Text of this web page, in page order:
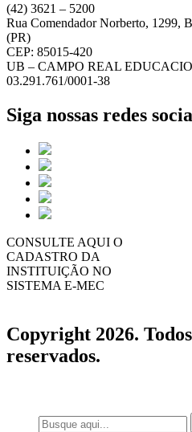
(42) 3621 – 5200
Rua Comendador Norberto, 1299,
(PR)
CEP: 85015-420
UB – CAMPO REAL
03.291.761/0001-38
Siga nossas redes
CONSULTE AQUI O
CADASTRO DA
INSTITUIÇÃO NO
SISTEMA E-MEC
Copyright 2026.
reservados.